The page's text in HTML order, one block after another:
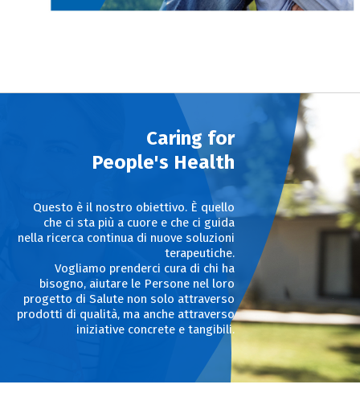
Caring for
People's Health
Questo è il nostro obiettivo. È quello
che ci sta più a cuore e che ci guida
nella ricerca continua di nuove soluzioni
terapeutiche.
Vogliamo prenderci cura di chi ha
bisogno, aiutare le Persone nel loro
progetto di Salute non solo attraverso
prodotti di qualità, ma anche attraverso
iniziative concrete e tangibili.